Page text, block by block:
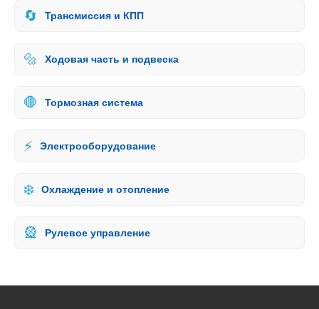
🔄 Трансмиссия и КПП
🔩 Ходовая часть и подвеска
🛑 Тормозная система
⚡ Электрооборудование
❄️ Охлаждение и отопление
🎡 Рулевое управление